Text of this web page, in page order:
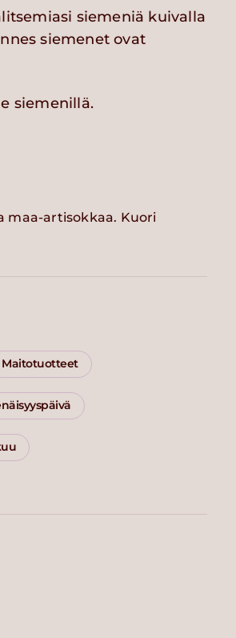
siemeniä kuivalla
siemenet ovat
siemenillä.
maa-artisokkaa. Kuori
Maitotuotteet